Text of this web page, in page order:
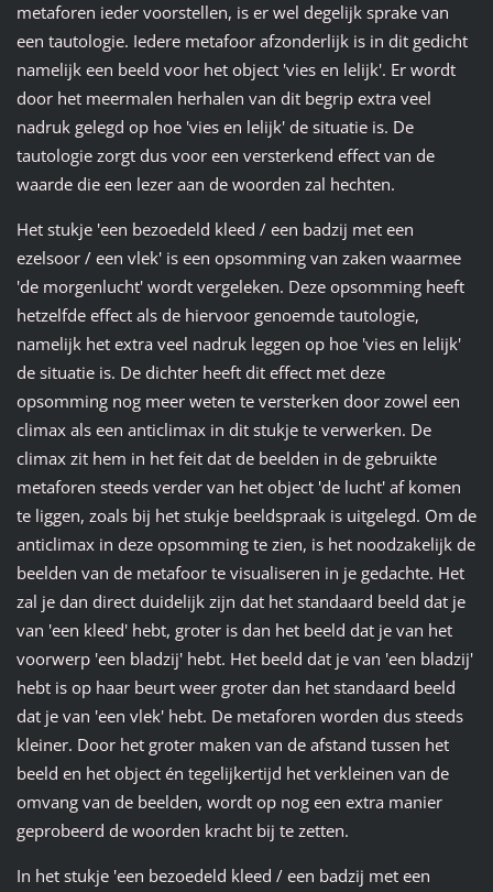
metaforen ieder voorstellen, is er wel degelijk sprake van
een tautologie. Iedere metafoor afzonderlijk is in dit gedicht
namelijk een beeld voor het object 'vies en lelijk'. Er wordt
door het meermalen herhalen van dit begrip extra veel
nadruk gelegd op hoe 'vies en lelijk' de situatie is. De
tautologie zorgt dus voor een versterkend effect van de
waarde die een lezer aan de woorden zal hechten.
Het stukje 'een bezoedeld kleed / een badzij met een
ezelsoor / een vlek' is een opsomming van zaken waarmee
'de morgenlucht' wordt vergeleken. Deze opsomming heeft
hetzelfde effect als de hiervoor genoemde tautologie,
namelijk het extra veel nadruk leggen op hoe 'vies en lelijk'
de situatie is. De dichter heeft dit effect met deze
opsomming nog meer weten te versterken door zowel een
climax als een anticlimax in dit stukje te verwerken. De
climax zit hem in het feit dat de beelden in de gebruikte
metaforen steeds verder van het object 'de lucht' af komen
te liggen, zoals bij het stukje beeldspraak is uitgelegd. Om de
anticlimax in deze opsomming te zien, is het noodzakelijk de
beelden van de metafoor te visualiseren in je gedachte. Het
zal je dan direct duidelijk zijn dat het standaard beeld dat je
van 'een kleed' hebt, groter is dan het beeld dat je van het
voorwerp 'een bladzij' hebt. Het beeld dat je van 'een bladzij'
hebt is op haar beurt weer groter dan het standaard beeld
dat je van 'een vlek' hebt. De metaforen worden dus steeds
kleiner. Door het groter maken van de afstand tussen het
beeld en het object én tegelijkertijd het verkleinen van de
omvang van de beelden, wordt op nog een extra manier
geprobeerd de woorden kracht bij te zetten.
In het stukje 'een bezoedeld kleed / een badzij met een